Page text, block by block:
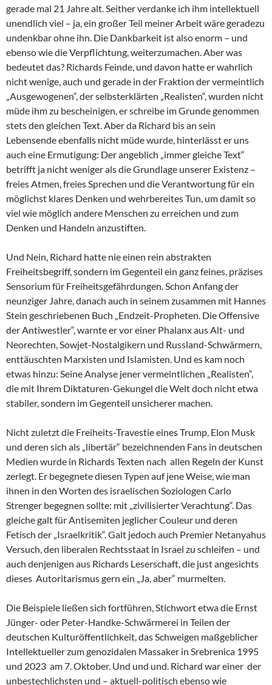
gerade mal 21 Jahre alt. Seither verdanke ich ihm intellektuell
unendlich viel – ja, ein großer Teil meiner Arbeit wäre geradezu
undenkbar ohne ihn. Die Dankbarkeit ist also enorm – und
ebenso wie die Verpflichtung, weiterzumachen. Aber was
bedeutet das? Richards Feinde, und davon hatte er wahrlich
nicht wenige, auch und gerade in der Fraktion der vermeintlich
„Ausgewogenen“, der selbsterklärten „Realisten“, wurden nicht
müde ihm zu bescheinigen, er schreibe im Grunde genommen
stets den gleichen Text. Aber da Richard bis an sein
Lebensende ebenfalls nicht müde wurde, hinterlässt er uns
auch eine Ermutigung: Der angeblich „immer gleiche Text“
betrifft ja nicht weniger als die Grundlage unserer Existenz –
freies Atmen, freies Sprechen und die Verantwortung für ein
möglichst klares Denken und wehrbereites Tun, um damit so
viel wie möglich andere Menschen zu erreichen und zum
Denken und Handeln anzustiften.
Und Nein, Richard hatte nie einen rein abstrakten
Freiheitsbegriff, sondern im Gegenteil ein ganz feines, präzises
Sensorium für Freiheitsgefährdungen. Schon Anfang der
neunziger Jahre, danach auch in seinem zusammen mit Hannes
Stein geschriebenen Buch „Endzeit-Propheten. Die Offensive
der Antiwestler“, warnte er vor einer Phalanx aus Alt- und
Neorechten, Sowjet-Nostalgikern und Russland-Schwärmern,
enttäuschten Marxisten und Islamisten. Und es kam noch
etwas hinzu: Seine Analyse jener vermeintlichen „Realisten“,
die mit Ihrem Diktaturen-Gekungel die Welt doch nicht etwa
stabiler, sondern im Gegenteil unsicherer machen.
Nicht zuletzt die Freiheits-Travestie eines Trump, Elon Musk
und deren sich als „libertär“ bezeichnenden Fans in deutschen
Medien wurde in Richards Texten nach allen Regeln der Kunst
zerlegt. Er begegnete diesen Typen auf jene Weise, wie man
ihnen in den Worten des israelischen Soziologen Carlo
Strenger begegnen sollte: mit „zivilisierter Verachtung“. Das
gleiche galt für Antisemiten jeglicher Couleur und deren
Fetisch der „Israelkritik“. Galt jedoch auch Premier Netanyahus
Versuch, den liberalen Rechtsstaat in Israel zu schleifen – und
auch denjenigen aus Richards Leserschaft, die just angesichts
dieses Autoritarismus gern ein „Ja, aber“ murmelten.
Die Beispiele ließen sich fortführen, Stichwort etwa die Ernst
Jünger- oder Peter-Handke-Schwärmerei in Teilen der
deutschen Kulturöffentlichkeit, das Schweigen maßgeblicher
Intellektueller zum genozidalen Massaker in Srebrenica 1995
und 2023 am 7. Oktober. Und und und. Richard war einer der
unbestechlichsten und – aktuell-politisch ebenso wie